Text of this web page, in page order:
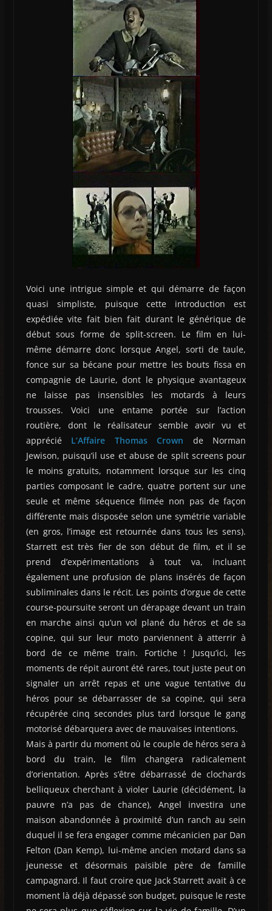
Voici une intrigue simple et qui démarre de façon
quasi simpliste, puisque cette introduction est
expédiée vite fait bien fait durant le générique de
début sous forme de split-screen. Le film en lui-
même démarre donc lorsque Angel, sorti de taule,
fonce sur sa bécane pour mettre les bouts fissa en
compagnie de Laurie, dont le physique avantageux
ne laisse pas insensibles les motards à leurs
trousses. Voici une entame portée sur l’action
routière, dont le réalisateur semble avoir vu et
apprécié L’Affaire Thomas Crown de Norman
Jewison, puisqu’il use et abuse de split screens pour
le moins gratuits, notamment lorsque sur les cinq
parties composant le cadre, quatre portent sur une
seule et même séquence filmée non pas de façon
différente mais disposée selon une symétrie variable
(en gros, l’image est retournée dans tous les sens).
Starrett est très fier de son début de film, et il se
prend d’expérimentations à tout va, incluant
également une profusion de plans insérés de façon
subliminales dans le récit. Les points d’orgue de cette
course-poursuite seront un dérapage devant un train
en marche ainsi qu’un vol plané du héros et de sa
copine, qui sur leur moto parviennent à atterrir à
bord de ce même train. Fortiche ! Jusqu’ici, les
moments de répit auront été rares, tout juste peut on
signaler un arrêt repas et une vague tentative du
héros pour se débarrasser de sa copine, qui sera
récupérée cinq secondes plus tard lorsque le gang
motorisé débarquera avec de mauvaises intentions.
Mais à partir du moment où le couple de héros sera à
bord du train, le film changera radicalement
d’orientation. Après s’être débarrassé de clochards
belliqueux cherchant à violer Laurie (décidément, la
pauvre n’a pas de chance), Angel investira une
maison abandonnée à proximité d’un ranch au sein
duquel il se fera engager comme mécanicien par Dan
Felton (Dan Kemp), lui-même ancien motard dans sa
jeunesse et désormais paisible père de famille
campagnard. Il faut croire que Jack Starrett avait à ce
moment là déjà dépassé son budget, puisque le reste